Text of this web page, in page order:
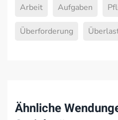
Arbeit Aufgaben
Überforderung
Ähnliche